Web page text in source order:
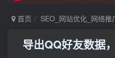
首页 SEO_网站优化_网络
导出QQ好友数据